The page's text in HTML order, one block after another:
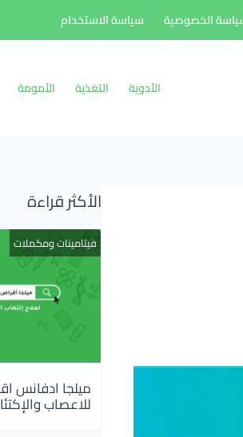
الخصوصية سياسة الاستخدام
الأدوية التغذية الأمومة
الأكثر قراءة
فيتامينات ومكملات
للاعصاب